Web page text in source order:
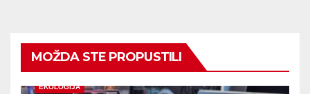
MOŽDA STE PROPUSTILI
EKOLOGIJA